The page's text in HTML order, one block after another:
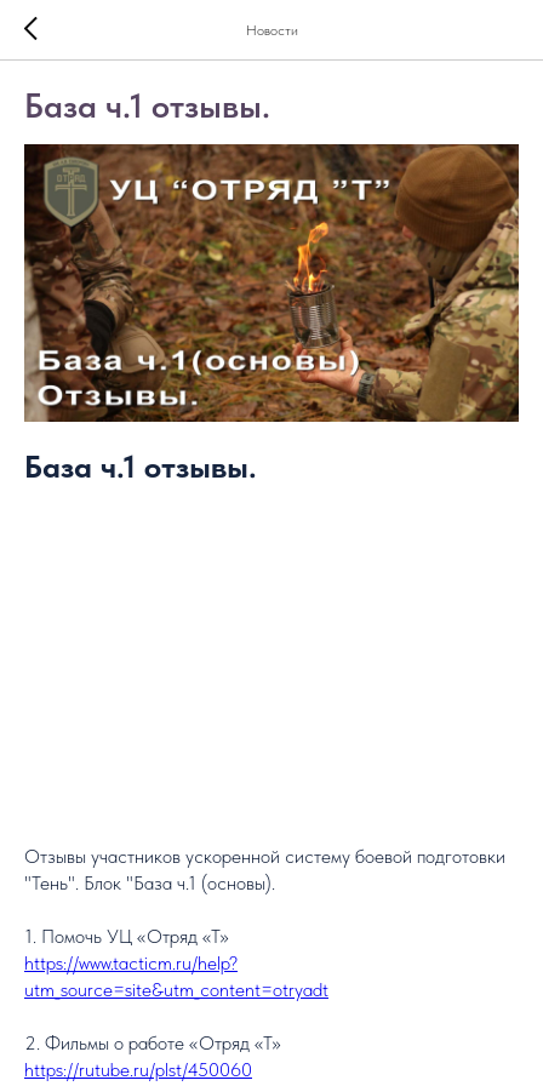
Новости
База ч.1 отзывы.
База ч.1 отзывы.
Отзывы участников ускоренной систему боевой подготовки
"Тень". Блок "База ч.1 (основы).
1. Помочь УЦ «Отряд «Т»
https://www.tacticm.ru/help?
utm_source=site&utm_content=otryadt
2. Фильмы о работе «Отряд «Т»
https://rutube.ru/plst/450060